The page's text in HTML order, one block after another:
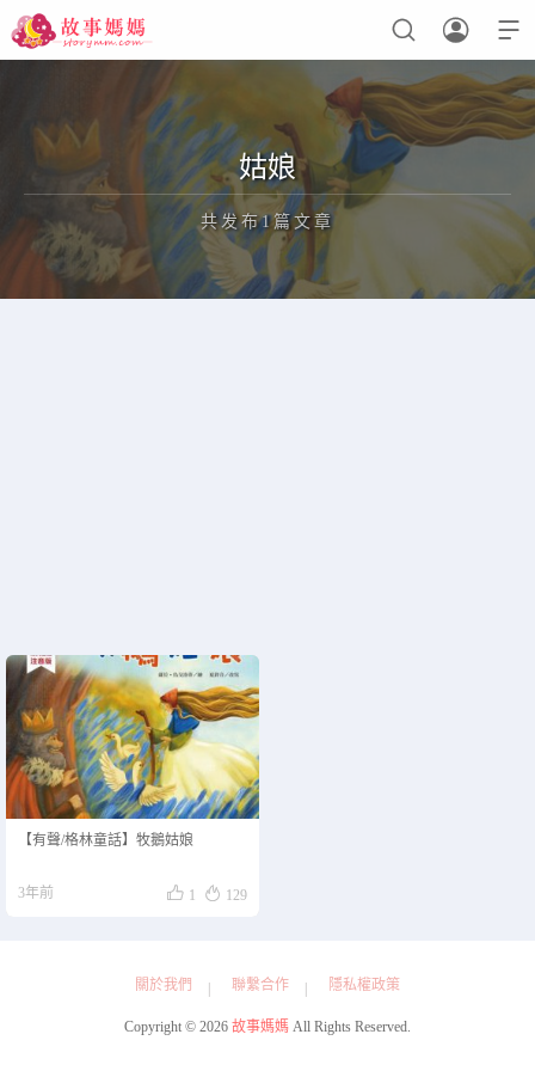



设置菜单
姑娘
共发布1篇文章
【有聲/格林童話】牧鵝姑娘
3年前  1  129
關於我們 聯繫合作 隱私權政策
Copyright © 2026 故事媽媽 All Rights Reserved.